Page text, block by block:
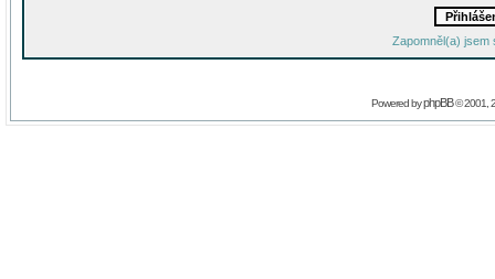
Zapomněl(a) jsem
Powered byphpBB© 2001,